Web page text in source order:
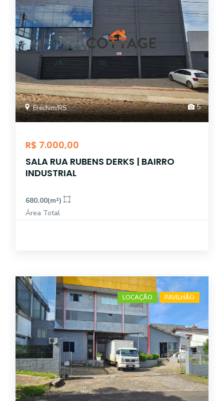
Erechim/RS 5
R$ 7.000,00
SALA RUA RUBENS DERKS | BAIRRO
INDUSTRIAL
680.00(m²)
Área Total
LOCAÇÃO PAVILHÃO